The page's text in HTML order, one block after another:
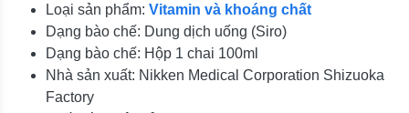
Loại sản phẩm: Vitamin và khoáng chất
Dạng bào chế: Dung dịch uống (Siro)
Dạng bào chế: Hộp 1 chai 100ml
Nhà sản xuất: Nikken Medical Corporation Shizuoka
Factory